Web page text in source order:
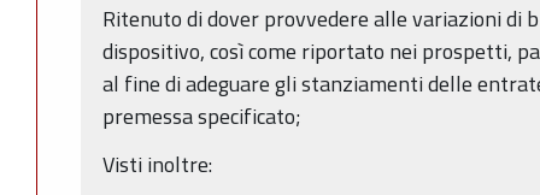
Ritenuto di dover provvedere alle variazioni di
dispositivo, così come riportato nei prospetti,
al fine di adeguare gli stanziamenti delle
premessa specificato;
Visti inoltre: